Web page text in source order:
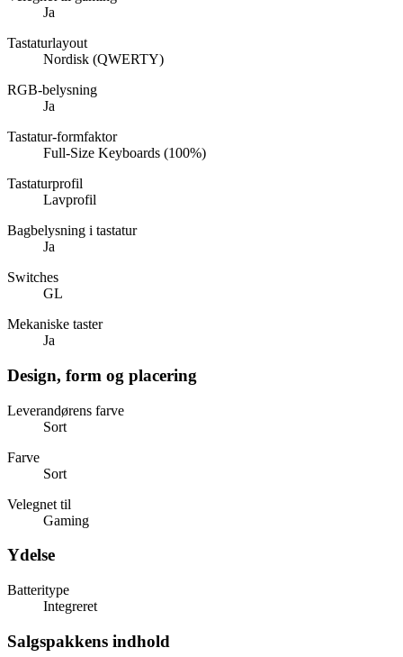
Ja
Tastaturlayout
Nordisk (QWERTY)
RGB-belysning
Ja
Tastatur-formfaktor
Full-Size Keyboards (100%)
Tastaturprofil
Lavprofil
Bagbelysning i tastatur
Ja
Switches
GL
Mekaniske taster
Ja
Design, form og placering
Leverandørens farve
Sort
Farve
Sort
Velegnet til
Gaming
Ydelse
Batteritype
Integreret
Salgspakkens indhold